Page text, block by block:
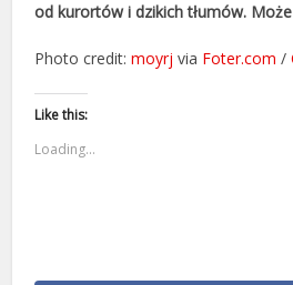
od kurortów i dzikich tłumów.
Photo credit:moyrj via Foter.com /
Like this:
Loading...